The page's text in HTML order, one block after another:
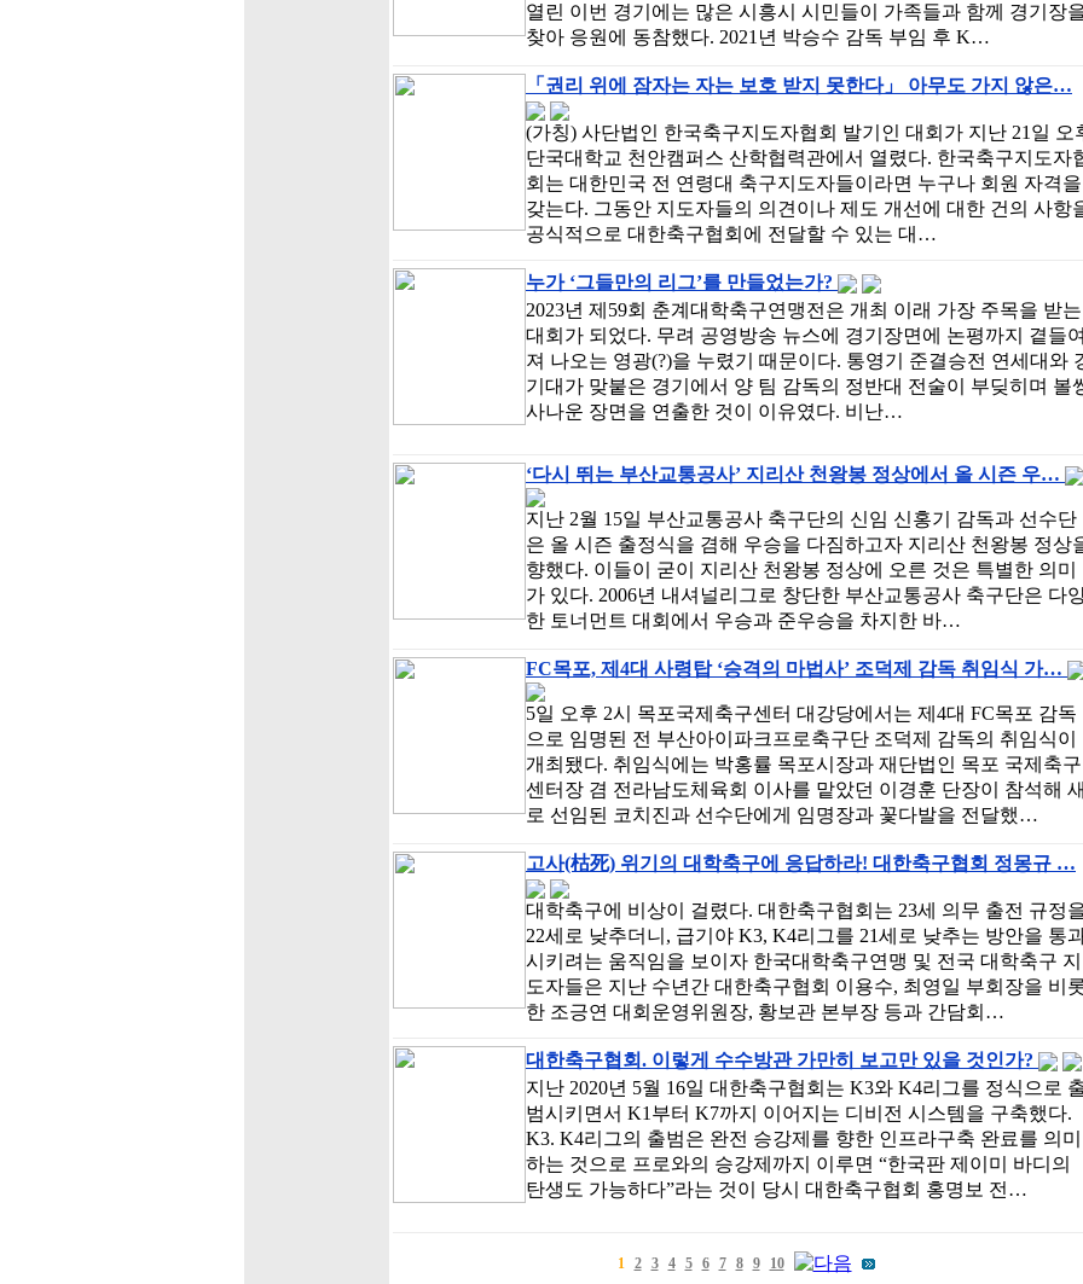
열린 이번 경기에는 많은 시흥시 시민들이 가족들과 함께 경기장
찾아 응원에 동참했다. 2021년 박승수 감독 부임 후 K…
「권리 위에 잠자는 자는 보호 받지 못한다」 아무도 가지 않은…
(가칭) 사단법인 한국축구지도자협회 발기인 대회가 지난 21일 오
단국대학교 천안캠퍼스 산학협력관에서 열렸다. 한국축구지도자
회는 대한민국 전 연령대 축구지도자들이라면 누구나 회원 자격을
갖는다. 그동안 지도자들의 의견이나 제도 개선에 대한 건의 사항
공식적으로 대한축구협회에 전달할 수 있는 대…
누가 ‘그들만의 리그’를 만들었는가?
2023년 제59회 춘계대학축구연맹전은 개최 이래 가장 주목을 받는
대회가 되었다. 무려 공영방송 뉴스에 경기장면에 논평까지 곁들여
져 나오는 영광(?)을 누렸기 때문이다. 통영기 준결승전 연세대와
기대가 맞붙은 경기에서 양 팀 감독의 정반대 전술이 부딪히며 볼
사나운 장면을 연출한 것이 이유였다. 비난…
‘다시 뛰는 부산교통공사’ 지리산 천왕봉 정상에서 올 시즌 우…
지난 2월 15일 부산교통공사 축구단의 신임 신홍기 감독과 선수단
은 올 시즌 출정식을 겸해 우승을 다짐하고자 지리산 천왕봉 정상
향했다. 이들이 굳이 지리산 천왕봉 정상에 오른 것은 특별한 의미
가 있다. 2006년 내셔널리그로 창단한 부산교통공사 축구단은 다
한 토너먼트 대회에서 우승과 준우승을 차지한 바…
FC목포, 제4대 사령탑 ‘승격의 마법사’ 조덕제 감독 취임식 가…
5일 오후 2시 목포국제축구센터 대강당에서는 제4대 FC목포 감독
으로 임명된 전 부산아이파크프로축구단 조덕제 감독의 취임식이
개최됐다. 취임식에는 박홍률 목포시장과 재단법인 목포 국제축구
센터장 겸 전라남도체육회 이사를 맡았던 이경훈 단장이 참석해 새
로 선임된 코치진과 선수단에게 임명장과 꽃다발을 전달했…
고사(枯死) 위기의 대학축구에 응답하라! 대한축구협회 정몽규 …
대학축구에 비상이 걸렸다. 대한축구협회는 23세 의무 출전 규정
22세로 낮추더니, 급기야 K3, K4리그를 21세로 낮추는 방안을 통
시키려는 움직임을 보이자 한국대학축구연맹 및 전국 대학축구 지
도자들은 지난 수년간 대한축구협회 이용수, 최영일 부회장을 비
한 조긍연 대회운영위원장, 황보관 본부장 등과 간담회…
대한축구협회. 이렇게 수수방관 가만히 보고만 있을 것인가?
지난 2020년 5월 16일 대한축구협회는 K3와 K4리그를 정식으로
범시키면서 K1부터 K7까지 이어지는 디비전 시스템을 구축했다.
K3. K4리그의 출범은 완전 승강제를 향한 인프라구축 완료를 의미
하는 것으로 프로와의 승강제까지 이루면 “한국판 제이미 바디의
탄생도 가능하다”라는 것이 당시 대한축구협회 홍명보 전…
1 2 3 4 5 6 7 8 9 10